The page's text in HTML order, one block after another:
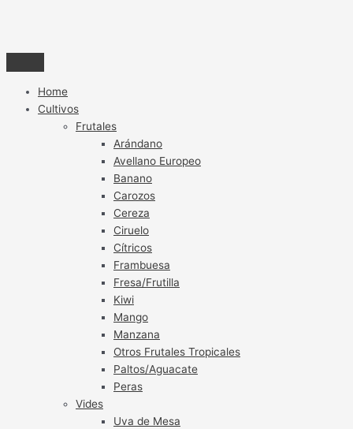
Home
Cultivos
Frutales
Arándano
Avellano Europeo
Banano
Carozos
Cereza
Ciruelo
Cítricos
Frambuesa
Fresa/Frutilla
Kiwi
Mango
Manzana
Otros Frutales Tropicales
Paltos/Aguacate
Peras
Vides
Uva de Mesa